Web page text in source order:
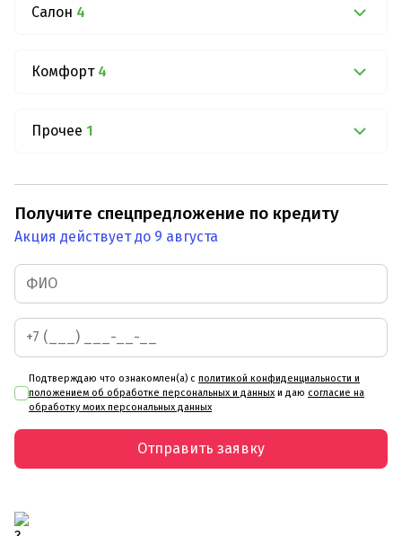
Салон 4
Комфорт 4
Прочее 1
Получите спецпредложение по кредиту
Акция действует до 9 августа
Подтверждаю что ознакомлен(а) с политикой конфиденциальности и
положением об обработке персональных и данных и даю согласие на
обработку моих персональных данных
Отправить заявку